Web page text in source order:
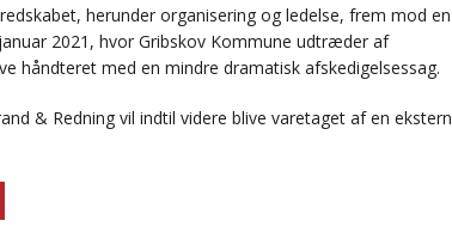
herunder organisering og ledelse, frem mod en
2021, hvor Gribskov Kommune udtræder af
håndteret med en mindre dramatisk afskedigelsessag.
& Redning vil indtil videre blive varetaget af en ekstern